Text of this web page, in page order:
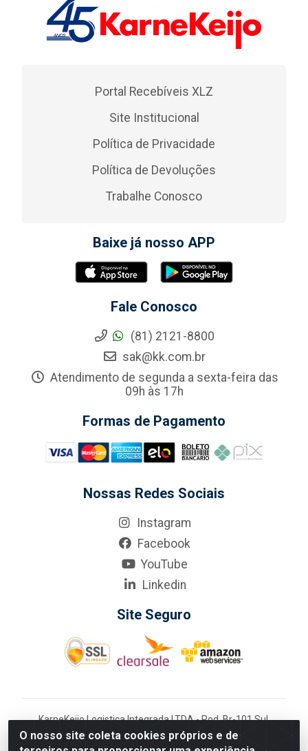
O nosso site coleta cookies próprios e de
Portal Recebíveis XLZ
Site Institucional
Política de Privacidade
Política de Devoluções
Trabalhe Conosco
Baixe já nosso APP
Fale Conosco
(81) 2121-8800
sak@kk.com.br
Atendimento de segunda a sexta-feira das
09h às 17h
Formas de Pagamento
Nossas Redes Sociais
Instagram
Facebook
YouTube
Linkedin
Site Seguro
KarneKeijo Logistica Integrada LTDA - Rod. Br-101 Sul,
nº3700 - Barro, Recife/PE, 50900-400 CNPJ:
24.150.377/0001-95